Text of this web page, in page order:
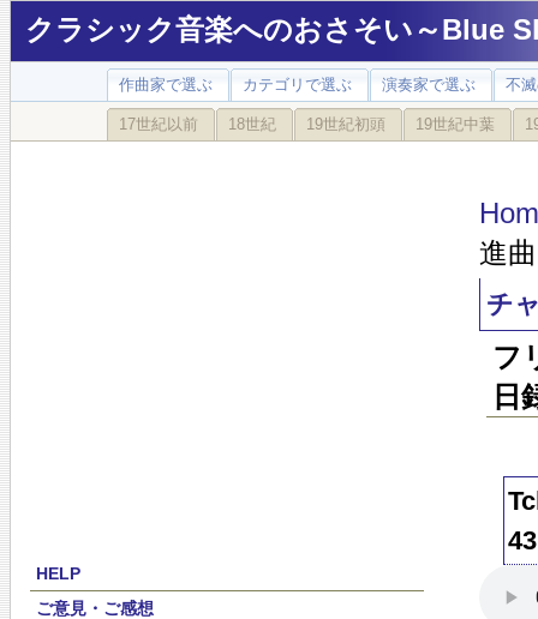
クラシック音楽へのおさそい～Blue
作曲家で選ぶ カテゴリで選ぶ 演奏家で選ぶ 不
17世紀以前 18世紀 19世紀初頭 19世紀中葉
HELP
ご意見・ご感想
進
チ
フ
日
43